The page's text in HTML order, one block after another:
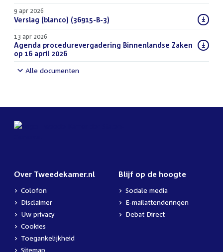
9 apr 2026
Download
bestand:
Verslag (blanco) (36915-B-3)
13 apr 2026
Download
bestand:
Agenda procedurevergadering Binnenlandse Zaken
op 16 april 2026
Alle documenten
Over Tweedekamer.nl
Colofon
Disclaimer
Uw privacy
Cookies
Toegankelijkheid
Sitemap
Blijf op de hoogte
Sociale media
E-mailattenderingen
Debat Direct